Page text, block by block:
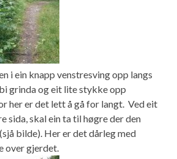
i ein knapp venstresving opp langs
grinda og eit lite stykke opp
her er det lett å gå for langt. Ved eit
sida, skal ein ta til høgre der den
bilde). Her er det dårleg med
over gjerdet.